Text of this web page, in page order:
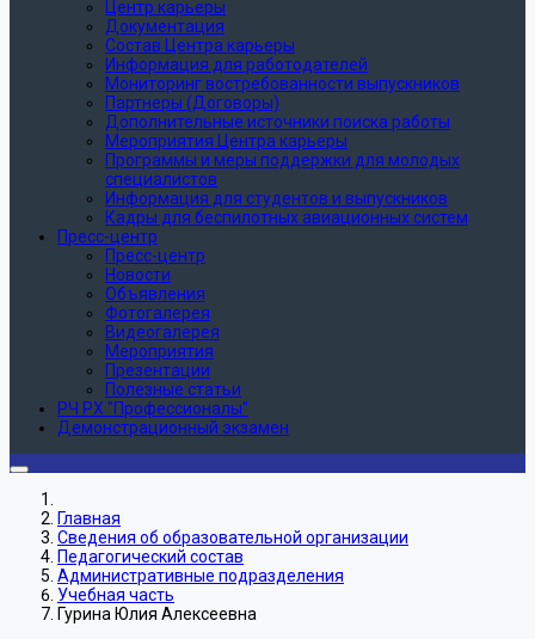
Центр карьеры
Документация
Состав Центра карьеры
Информация для работодателей
Мониторинг востребованности выпускников
Партнеры (Договоры)
Дополнительные источники поиска работы
Мероприятия Центра карьеры
Программы и меры поддержки для молодых
специалистов
Информация для студентов и выпускников
Кадры для беспилотных авиационных систем
Пресс-центр
Пресс-центр
Новости
Объявления
Фотогалерея
Видеогалерея
Мероприятия
Презентации
Полезные статьи
РЧ РХ "Профессионалы"
Демонстрационный экзамен
Главная
Сведения об образовательной организации
Педагогический состав
Административные подразделения
Учебная часть
Гурина Юлия Алексеевна